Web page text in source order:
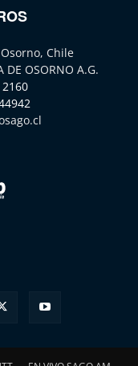
Chile
DE OSORNO A.G.